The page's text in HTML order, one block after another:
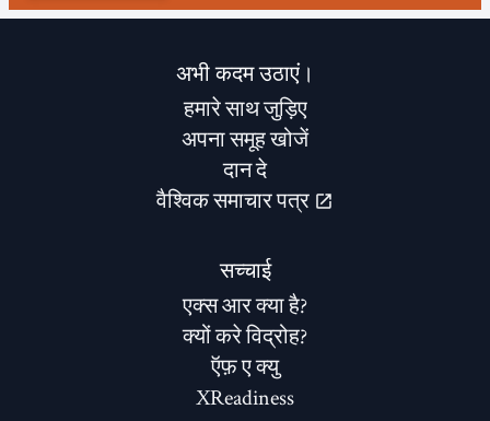
अभी कदम उठाएं।
हमारे साथ जुड़िए
अपना समूह खोजें
दान दे
वैश्विक समाचार पत्र
सच्चाई
एक्स आर क्या है?
क्यों करे विद्रोह?
ऍफ़ ए क्यु
XReadiness